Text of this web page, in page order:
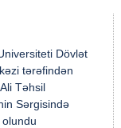
Dövlət
tərəfindən
Təhsil
Sərgisində